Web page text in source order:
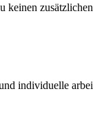
keinen
individuelle